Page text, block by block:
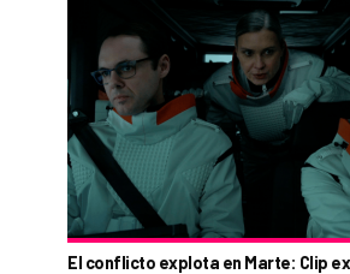
El conflicto explota en Marte: Clip